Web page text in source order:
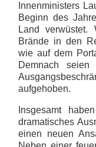
Innenministers
Beginn des
Land verwüstet.
Brände in den
wie auf dem
Demnach
aufgehoben.
Insgesamt
dramatisches
einen neuen